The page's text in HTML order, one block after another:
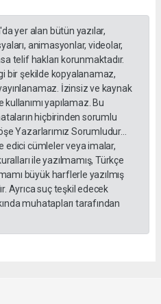
yer alan bütün yazılar,
animasyonlar, videolar,
telif hakları korunmaktadır.
bir şekilde kopyalanamaz,
İzinsiz ve kaynak
yapılamaz. Bu
hiçbirinden sorumlu
Yazarlarımız Sorumludur...
edici cümleler veya imalar,
ile yazılmamış, Türkçe
büyük harflerle yazılmış
Ayrıca suç teşkil edecek
muhatapları tarafından